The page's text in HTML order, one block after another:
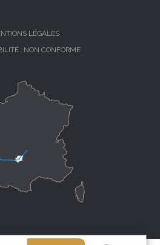
LÉGALES
: NON CONFORME